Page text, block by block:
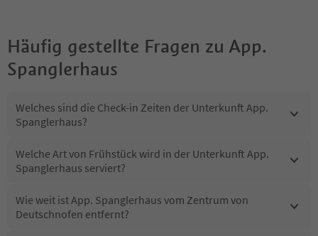
Häufig gestellte Fragen zu App.
Spanglerhaus
Welches sind die Check-in Zeiten der Unterkunft App.
Spanglerhaus?
Welche Art von Frühstück wird in der Unterkunft App.
Spanglerhaus serviert?
Wie weit ist App. Spanglerhaus vom Zentrum von
Deutschnofen entfernt?